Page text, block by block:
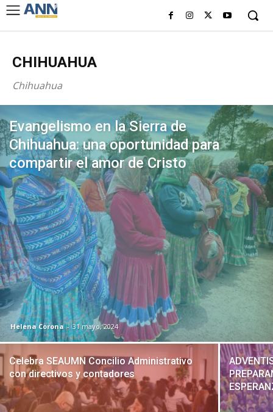
CHIHUAHUA
Chihuahua
Evangelismo en la Sierra de
Chihuahua: una oportunidad para
compartir el amor de Cristo
Helena Corona - 31 mayo, 2024
Celebra SEAUMN Concilio Administrativo
con directivos y contadores